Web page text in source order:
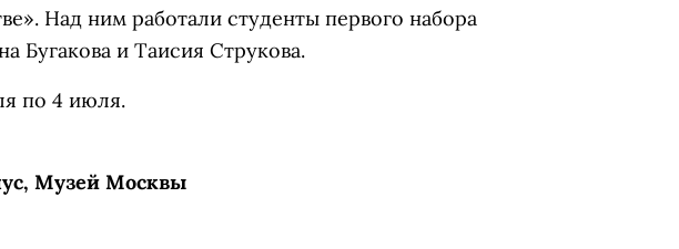
Над ним работали студенты первого набора
Бугакова и Таисия Струкова.
по 4 июля.
Музей Москвы